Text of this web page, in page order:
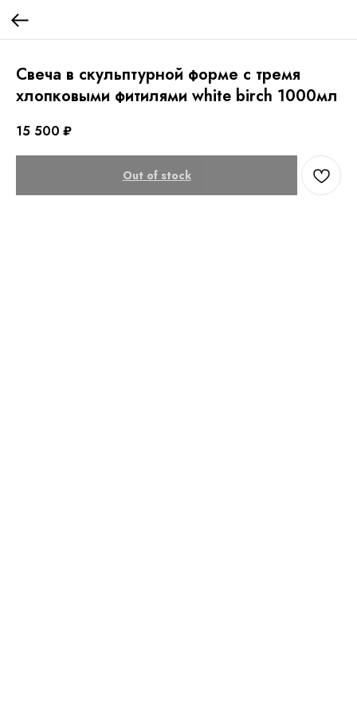
Свеча в скульптурной форме с тремя
хлопковыми фитилями white birch 1000мл
15 500 ₽
Out of stock